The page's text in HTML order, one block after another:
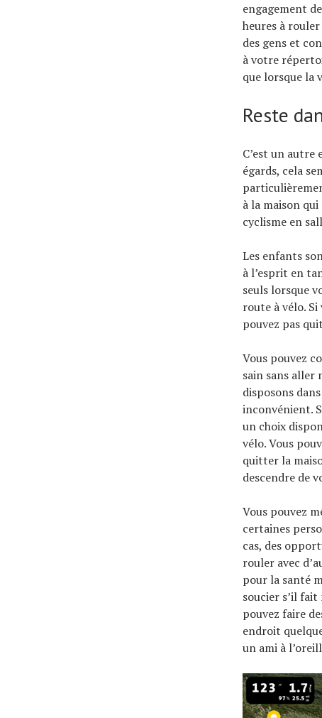
engagement
heures à
des gens et
à votre
que lorsque la
Reste
C’est un
égards, cela
à la maison
cyclisme en
Les enfants
à l’esprit en
seuls lorsque
route à vélo.
pouvez pas
Vous pouvez
sain sans aller
disposons
inconvénient.
un choix
vélo. Vous
quitter la
descendre de
Vous pouvez
certaines
cas, des
rouler avec
pour la santé
soucier s’il
pouvez faire
endroit
un ami à